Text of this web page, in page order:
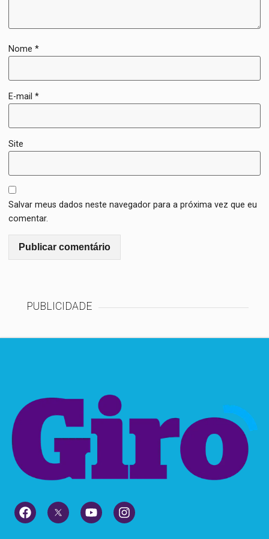
Nome*
E-mail*
Site
Salvar meus dados neste navegador para a próxima vez que eu
comentar.
PUBLICIDADE